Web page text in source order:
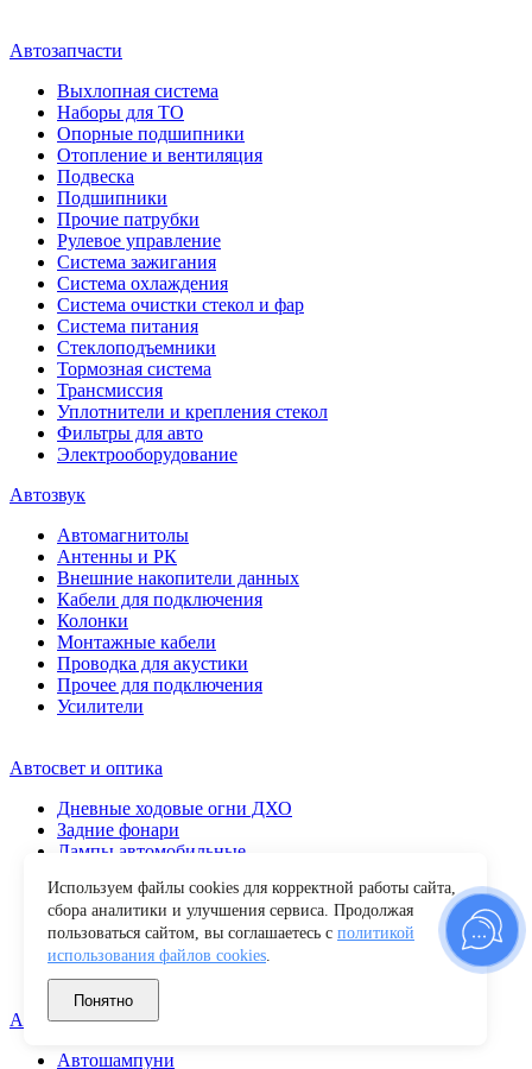
Автозапчасти
Выхлопная система
Наборы для ТО
Опорные подшипники
Отопление и вентиляция
Подвеска
Подшипники
Прочие патрубки
Рулевое управление
Система зажигания
Система охлаждения
Система очистки стекол и фар
Система питания
Стеклоподъемники
Тормозная система
Трансмиссия
Уплотнители и крепления стекол
Фильтры для авто
Электрооборудование
Автозвук
Автомагнитолы
Антенны и РК
Внешние накопители данных
Кабели для подключения
Колонки
Монтажные кабели
Проводка для акустики
Прочее для подключения
Усилители
Автосвет и оптика
Дневные ходовые огни ДХО
Задние фонари
Лампы автомобильные
Повторители поворота
Противотуманные фары
Прочие
Светодиодные балки
Фары рабочего света
Автохимия и уход
Автошампуни
Используем файлы cookies для корректной работы сайта,
сбора аналитики и улучшения сервиса. Продолжая
пользоваться сайтом, вы соглашаетесь с политикой
использования файлов cookies.
Понятно